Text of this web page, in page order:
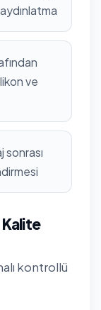
ve
sonrası
Kalite
kontrollü